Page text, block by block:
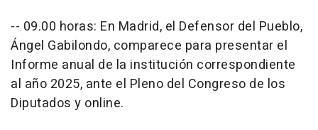
-- 09.00 horas: En Madrid, el Defensor del Pueblo,
Ángel Gabilondo, comparece para presentar el
Informe anual de la institución correspondiente
al año 2025, ante el Pleno del Congreso de los
Diputados y online.